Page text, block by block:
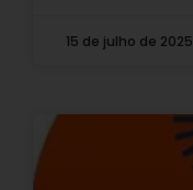
15 de julho de 2025